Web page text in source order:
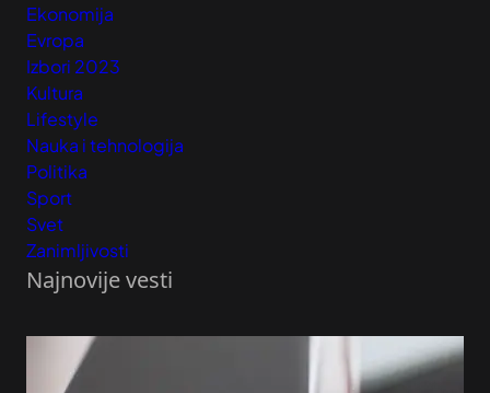
Ekonomija
Evropa
Izbori 2023
Kultura
Lifestyle
Nauka i tehnologija
Politika
Sport
Svet
Zanimljivosti
Najnovije vesti